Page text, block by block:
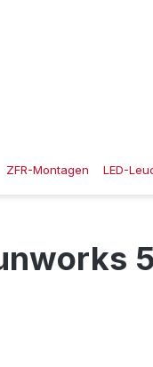
ZFR-Montagen LED-